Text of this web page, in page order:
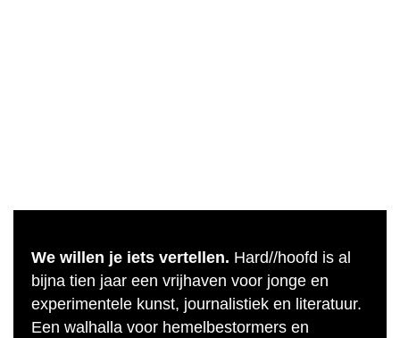
We willen je iets vertellen. Hard//hoofd is al
bijna tien jaar een vrijhaven voor jonge en
experimentele kunst, journalistiek en literatuur.
Een walhalla voor hemelbestormers en